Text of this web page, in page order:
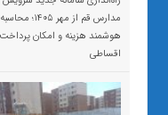
مدارس قم از مهر ۱۴۰۵؛ محاسبه
هوشمند هزینه و امکان پرداخت
اقساطی